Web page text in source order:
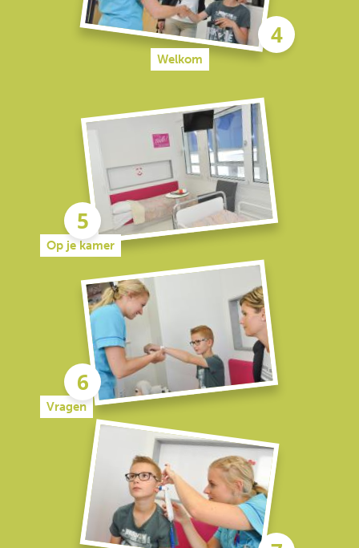
Welkom
Op je kamer
Vragen